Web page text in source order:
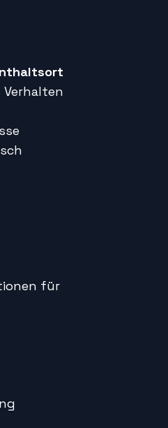
für